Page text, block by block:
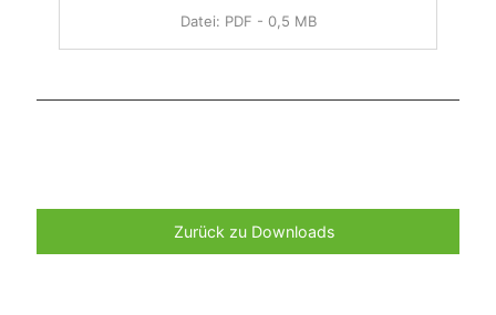
Datei: PDF - 0,5 MB
Zurück zu Downloads